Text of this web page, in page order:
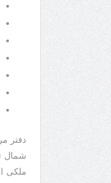
دفتر
شمال
ملکی